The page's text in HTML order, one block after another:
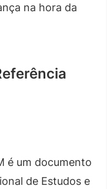
na hora da
é um documento
de Estudos e